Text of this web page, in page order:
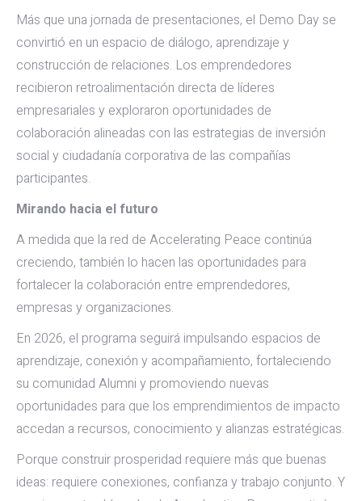
Más que una jornada de presentaciones, el Demo Day se
convirtió en un espacio de diálogo, aprendizaje y
construcción de relaciones. Los emprendedores
recibieron retroalimentación directa de líderes
empresariales y exploraron oportunidades de
colaboración alineadas con las estrategias de inversión
social y ciudadanía corporativa de las compañías
participantes.
Mirando hacia el futuro
A medida que la red de Accelerating Peace continúa
creciendo, también lo hacen las oportunidades para
fortalecer la colaboración entre emprendedores,
empresas y organizaciones.
En 2026, el programa seguirá impulsando espacios de
aprendizaje, conexión y acompañamiento, fortaleciendo
su comunidad Alumni y promoviendo nuevas
oportunidades para que los emprendimientos de impacto
accedan a recursos, conocimiento y alianzas estratégicas.
Porque construir prosperidad requiere más que buenas
ideas: requiere conexiones, confianza y trabajo conjunto. Y